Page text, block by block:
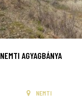
NEMTI AGYAGBÁNYA
NEMTI